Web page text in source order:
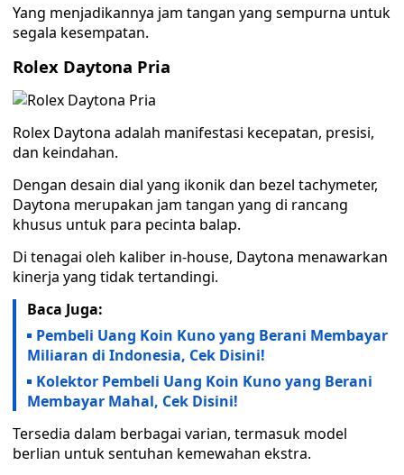
Yang menjadikannya jam tangan yang sempurna untuk
segala kesempatan.
Rolex Daytona Pria
Rolex Daytona adalah manifestasi kecepatan, presisi,
dan keindahan.
Dengan desain dial yang ikonik dan bezel tachymeter,
Daytona merupakan jam tangan yang di rancang
khusus untuk para pecinta balap.
Di tenagai oleh kaliber in-house, Daytona menawarkan
kinerja yang tidak tertandingi.
Baca Juga:
Pembeli Uang Koin Kuno yang Berani Membayar
Miliaran di Indonesia, Cek Disini!
Kolektor Pembeli Uang Koin Kuno yang Berani
Membayar Mahal, Cek Disini!
Tersedia dalam berbagai varian, termasuk model
berlian untuk sentuhan kemewahan ekstra.